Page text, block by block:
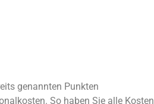
genannten Punkten
So haben Sie alle Kosten